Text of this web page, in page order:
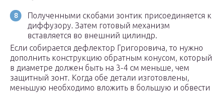
Полученными скобами зонтик присоединяется к
диффузору. Затем готовый механизм
вставляется во внешний цилиндр.
Если собирается дефлектор Григоровича, то нужно
дополнить конструкцию обратным конусом, который
в диаметре должен быть на 3-4 см меньше, чем
защитный зонт. Когда обе детали изготовлены,
меньшую необходимо вложить в большую и обвести